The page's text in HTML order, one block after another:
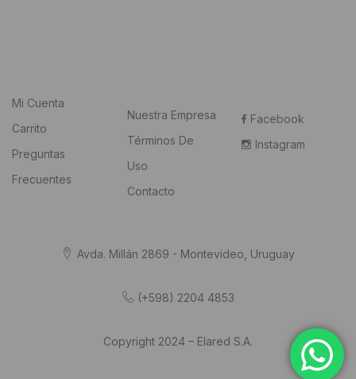
Mi Cuenta
Carrito
Preguntas
Frecuentes
Nuestra Empresa
Términos De
Uso
Contacto
Facebook
Instagram
Avda. Millán 2869 - Montevideo, Uruguay
(+598) 2204 4853
Copyright 2024 – Elared S.A.